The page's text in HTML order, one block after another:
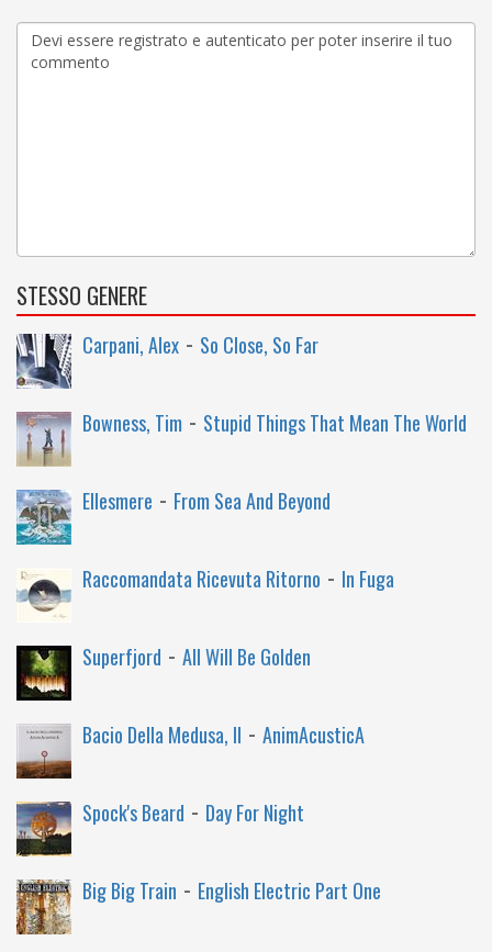
STESSO GENERE
Carpani, Alex - So Close, So Far
Bowness, Tim - Stupid Things That Mean The World
Ellesmere - From Sea And Beyond
Raccomandata Ricevuta Ritorno - In Fuga
Superfjord - All Will Be Golden
Bacio Della Medusa, Il - AnimAcusticA
Spock's Beard - Day For Night
Big Big Train - English Electric Part One